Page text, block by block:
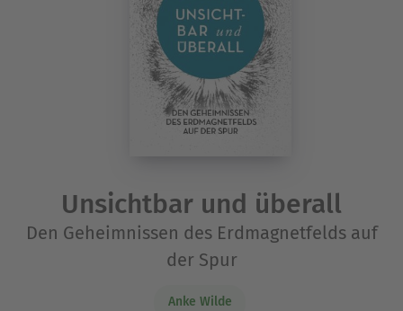
Unsichtbar und überall
Den Geheimnissen des Erdmagnetfelds auf
der Spur
Anke Wilde